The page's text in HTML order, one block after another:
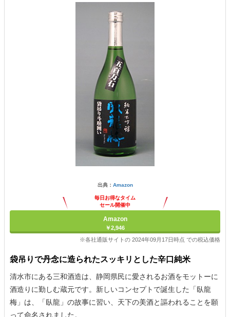
出典： Amazon
毎日お得なタイム
セール開催中
Amazon
￥2,946
※各社通販サイトの 2024年09月17日時点 での税込価格
袋吊りで丹念に造られたスッキリとした辛口純米
清水市にある三和酒造は、静岡県民に愛されるお酒をモットーに
酒造りに勤しむ蔵元です。新しいコンセプトで誕生した「臥龍
梅」は、「臥龍」の故事に習い、天下の美酒と謳われることを願
って命名されました。